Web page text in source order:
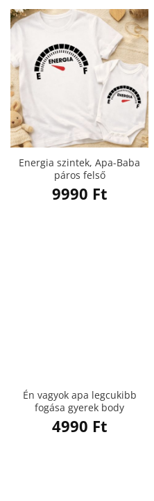
Energia szintek, Apa-Baba
páros felső
9990 Ft
Én vagyok apa legcukibb
fogása gyerek body
4990 Ft